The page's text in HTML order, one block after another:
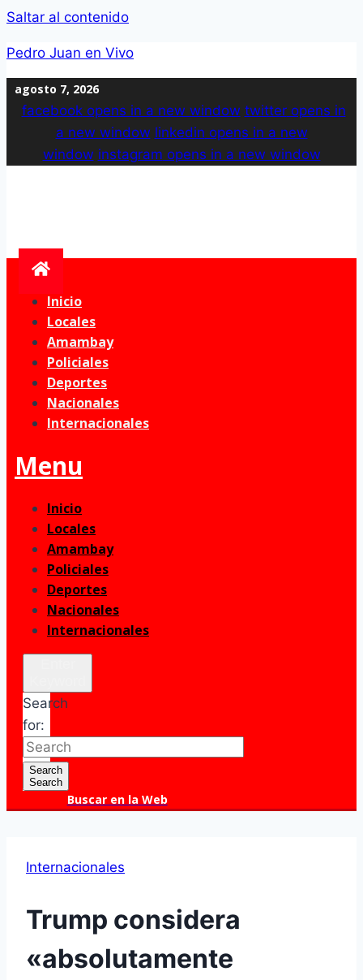
Saltar al contenido
Pedro Juan en Vivo
agosto 7, 2026
facebookopens in a new window twitteropens in
a new window linkedin opens in a new
window instagram opens in a new window
Inicio
Locales
Amambay
Policiales
Deportes
Nacionales
Internacionales
Menu
Inicio
Locales
Amambay
Policiales
Deportes
Nacionales
Internacionales
Search
for:
Search
Search
Buscar en la Web
Internacionales
Trump considera
«absolutamente